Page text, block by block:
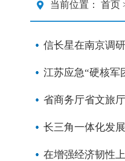
当前位置： 首页
信长星在南京调
江苏应急“硬核军
省商务厅省文旅
长三角一体化发
在增强经济韧性